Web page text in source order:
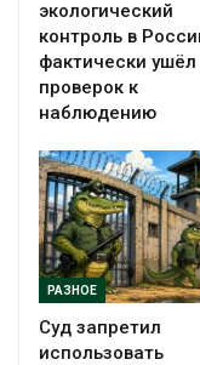
экологический
контроль в
фактически ушёл
проверок к
наблюдению
РАЗНОЕ
Суд запретил
использовать